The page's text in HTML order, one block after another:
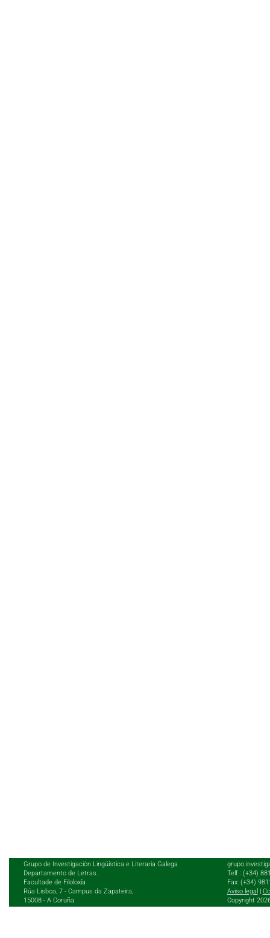
Grupo de Investigación Lingüística e Literaria Galega
Departamento de Letras.
Facultade de Filoloxía
Rúa Lisboa, 7 - Campus da Zapateira,
15008 - A Coruña
Telf.: (+34)
Fax: (+34)
Aviso legal
Copyright